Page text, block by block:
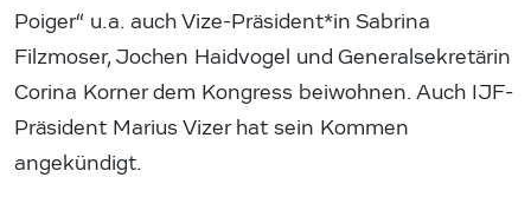
Poiger“ u.a. auch Vize-Präsident*in Sabrina
Filzmoser, Jochen Haidvogel und Generalsekretärin
Corina Korner dem Kongress beiwohnen. Auch IJF-
Präsident Marius Vizer hat sein Kommen
angekündigt.